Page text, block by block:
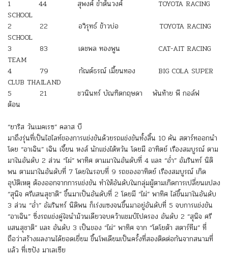
1 44 สุพงศ์ ขำต้นวงศ์ TOYOTA RACING
SCHOOL
2 22 อวิรุทธ์ ข้าวบ่อ TOYOTA RACING
SCHOOL
3 83 เดชพล ทองพูน CAT-AIT RACING
TEAM
4 79 กัณต์ธรณ์ เมี้ยนทอง BIG COLA SUPER
CLUB THAILAND
5 21 ชวนินทร์ บัณฑิตกฤษดา พันท้าย พี กอล์ฟ
ต้อน
“ยาริส วันเมคเรซ” คลาส บี
มาถึงรุ่นที่เป็นไฮไลท์ของการแข่งขันด้วยรถแข่งขันทั้งสิ้น 10 คัน สตาร์ทออกนำ
โดย “อาเฉิน” เฉิน เจี้ยน หงส์ นักแข่งไต้หวัน โดยมี อาทิตย์ เรืองสมบูรณ์ ตาม
มาในอันดับ 2 ส่วน “ไผ่” พาทิศ ตามมาในอันดับที่ 4 และ “อ่ำ” อัมรินทร์ นิติ
พน ตามมาในอันดับที่ 7 โดยในรอบที่ 9 รถของอาทิตย์ เรืองสมบูรณ์ เกิด
อุบัติเหตุ ต้องออกจากการแข่งขัน ทำให้อันดับในกลุ่มผู้ตามเกิดการเปลี่ยนแปลง
“สุนิจ ศรีแสนสุชาติ” ขึ้นมาเป็นอันดับที่ 2 โดยมี “ไผ่” พาทิศ ไล่ขึ้นมาในอันดับ
3 ส่วน “อ่ำ” อัมรินทร์ นิติพน ก็เร่งแซงจนขึ้นมาอยู่อันดับที่ 5 จบการแข่งขัน
“อาเฉิน” ซิ่งรถแข่งคู่ใจนำม้วนเดียวจบคว้าแชมป์ไปครอง อันดับ 2 “สุนิจ ศรี
แสนสุชาติ” และ อันดับ 3 เป็นของ “ไผ่” พาทิศ จาก “โตโยต้า สตาร์ทีม” ที่
ถือว่าสร้างผลงานได้ยอดเยี่ยม ขึ้นโพเดียมเป็นครั้งที่สองติดต่อกันจากสนามที่
แล้ว ที่เซปัง มาเลเซีย